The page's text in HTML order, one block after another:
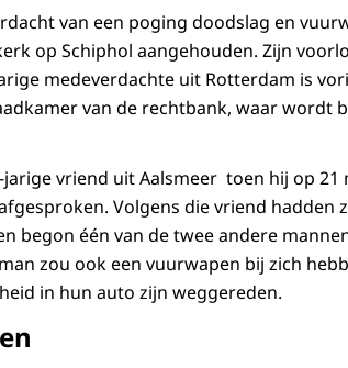
van een poging doodslag en
op Schiphol aangehouden. Zijn
medeverdachte uit Rotterdam is
van de rechtbank, waar wordt
vriend uit Aalsmeer toen hij op 21
Volgens die vriend hadden
begon één van de twee andere
zou ook een vuurwapen bij zich
in hun auto zijn weggereden.